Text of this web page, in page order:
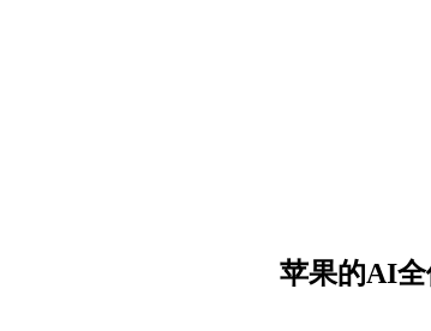
苹果的AI